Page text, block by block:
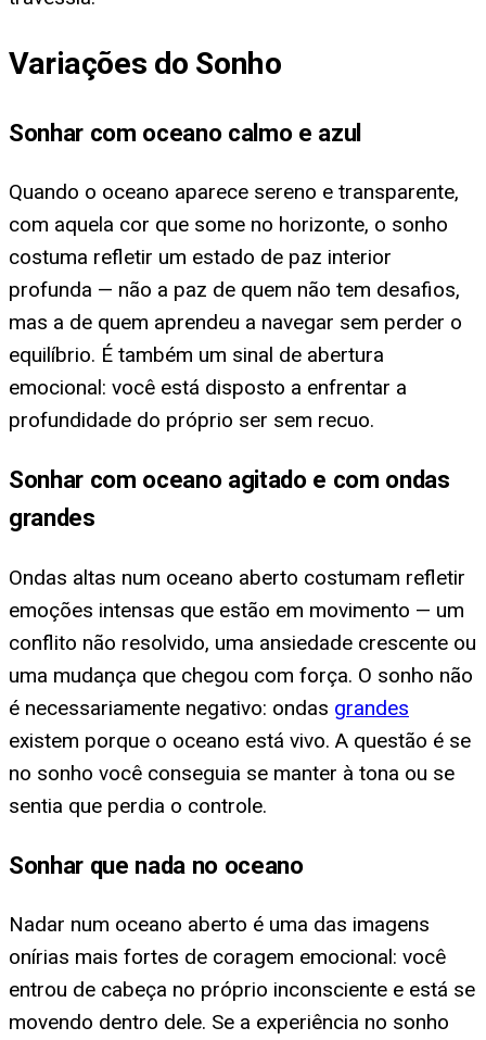
Variações do Sonho
Sonhar com oceano calmo e azul
Quando o oceano aparece sereno e transparente,
com aquela cor que some no horizonte, o sonho
costuma refletir um estado de paz interior
profunda — não a paz de quem não tem desafios,
mas a de quem aprendeu a navegar sem perder o
equilíbrio. É também um sinal de abertura
emocional: você está disposto a enfrentar a
profundidade do próprio ser sem recuo.
Sonhar com oceano agitado e com ondas
grandes
Ondas altas num oceano aberto costumam refletir
emoções intensas que estão em movimento — um
conflito não resolvido, uma ansiedade crescente ou
uma mudança que chegou com força. O sonho não
é necessariamente negativo: ondas grandes
existem porque o oceano está vivo. A questão é se
no sonho você conseguia se manter à tona ou se
sentia que perdia o controle.
Sonhar que nada no oceano
Nadar num oceano aberto é uma das imagens
onírias mais fortes de coragem emocional: você
entrou de cabeça no próprio inconsciente e está se
movendo dentro dele. Se a experiência no sonho